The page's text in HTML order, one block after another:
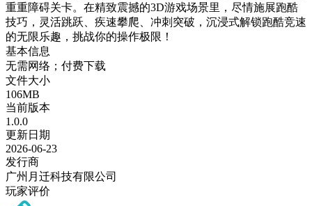
重重障碍关卡。在精致震撼的3D游戏场景里，尽情施展跑酷
技巧，灵活跳跃、疾速攀爬、冲刺突破，沉浸式解锁跑酷竞速
的无限乐趣，挑战你的操作极限！
基本信息
无需网络；付费下载
文件大小
106MB
当前版本
1.0.0
更新日期
2026-06-23
发行商
广州月迁科技有限公司
玩家评价